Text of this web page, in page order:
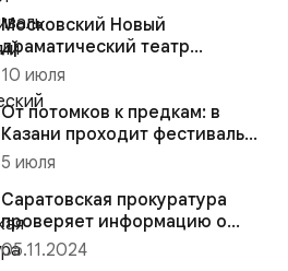
Московский Новый
драматический театр
подводит итоги 51‑го сезона
10 июля
От потомков к предкам: в
Казани проходит фестиваль
«Праздник родословной»
5 июля
Саратовская прокуратура
проверяет информацию о
драке учителя и ученика
05.11.2024